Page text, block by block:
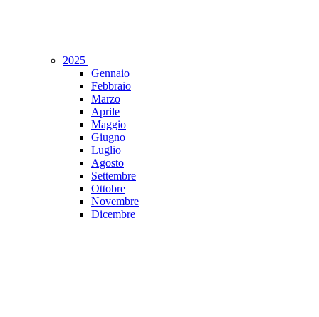
2025
Gennaio
Febbraio
Marzo
Aprile
Maggio
Giugno
Luglio
Agosto
Settembre
Ottobre
Novembre
Dicembre